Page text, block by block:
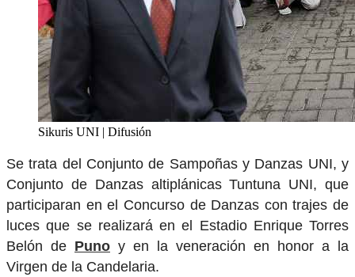
Sikuris UNI | Difusión
Se trata del Conjunto de Sampoñas y Danzas UNI, y
Conjunto de Danzas altiplánicas Tuntuna UNI, que
participaran en el Concurso de Danzas con trajes de
luces que se realizará en el Estadio Enrique Torres
Belón de Puno y en la veneración en honor a la
Virgen de la Candelaria.